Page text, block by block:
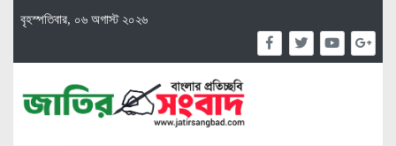
বৃহস্পতিবার, ০৬ অগাস্ট ২০২৬